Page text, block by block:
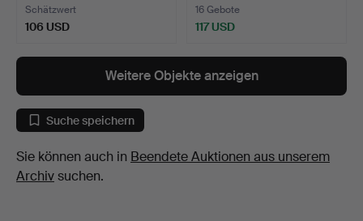
Schätzwert
106 USD
16 Gebote
117 USD
Weitere Objekte anzeigen
Suche speichern
Sie können auch in Beendete Auktionen aus unserem
Archivsuchen.